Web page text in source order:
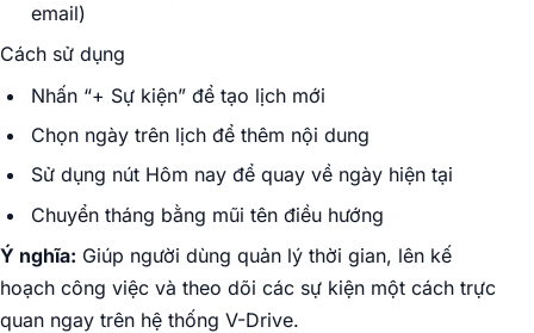
email)
Cách sử dụng
Nhấn “+ Sự kiện” để tạo lịch mới
Chọn ngày trên lịch để thêm nội dung
Sử dụng nút Hôm nay để quay về ngày hiện tại
Chuyển tháng bằng mũi tên điều hướng
Ý nghĩa: Giúp người dùng quản lý thời gian, lên kế
hoạch công việc và theo dõi các sự kiện một cách trực
quan ngay trên hệ thống V-Drive.